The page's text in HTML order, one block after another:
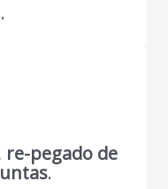
re-pegado de
.